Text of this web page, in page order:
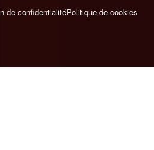
de confidentialitéPolitique de cookies